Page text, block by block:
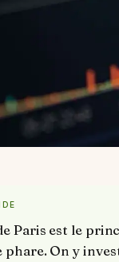
Paris est le
phare. On y